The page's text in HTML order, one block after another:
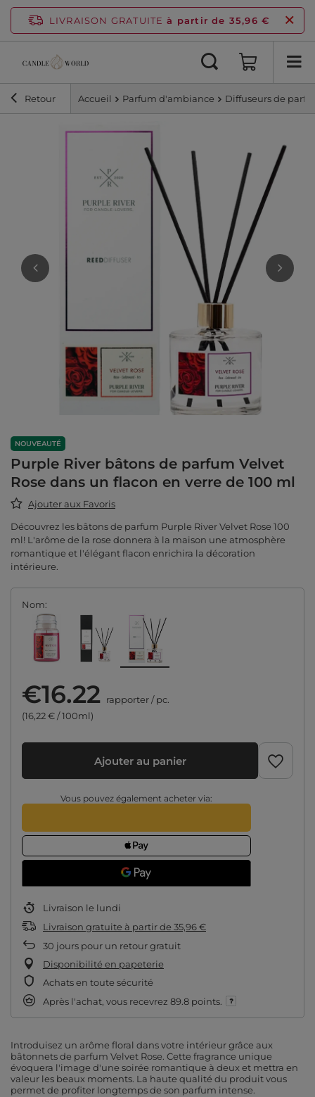
LIVRAISON GRATUITE à partir de 35,96 €
Retour Accueil Parfum d'ambiance Diffuseurs de
NOUVEAUTÉ
Purple River bâtons de parfum Velvet
Rose dans un flacon en verre de 100 ml
Ajouter aux Favoris
Découvrez les bâtons de parfum Purple River Velvet Rose 100
ml! L'arôme de la rose donnera à la maison une atmosphère
romantique et l'élégant flacon enrichira la décoration
intérieure.
Nom
€16.22 rapporter/pc.
(16,22 € / 100ml)
Ajouter au panier
Vous pouvez également acheter via:
Livraison le lundi
Livraison gratuite à partir de 35,96 €
30 jours pour un retour gratuit
Disponibilité en papeterie
Achats en toute sécurité
Après l'achat, vous recevrez 89.8 points.
Introduisez un arôme floral dans votre intérieur grâce aux
bâtonnets de parfum Velvet Rose. Cette fragrance unique
évoquera l'image d'une soirée romantique à deux et mettra en
valeur les beaux moments. La haute qualité du produit vous
permet de profiter longtemps de son parfum intense.